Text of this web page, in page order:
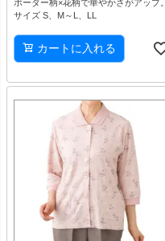
ボーダー柄×花柄で華やかさがアップ。
サイズ S、M～L、LL
カートに入れる